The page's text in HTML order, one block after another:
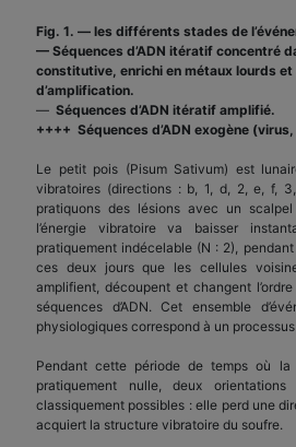
Fig. 1. — les différents stades de
— Séquences d’ADN itératif concentré
constitutive, enrichi en métaux lourds
d’amplification.
— Séquences d’ADN itératif amplifié.
++++ Séquences d’ADN exogène
Le petit pois (Pisum Sativum) est
vibratoires (directions : b, 1, d, 2, e, f,
pratiquons des lésions avec un
l’énergie vibratoire va baisser
pratiquement indécelable (N : 2), pendant
ces deux jours que les cellules
amplifient, découpent et changent
séquences d’ADN. Cet ensemble
physiologiques correspond à un
Pendant cette période de temps où
pratiquement nulle, deux
classiquement possibles : elle perd une
acquiert la structure vibratoire du soufre.